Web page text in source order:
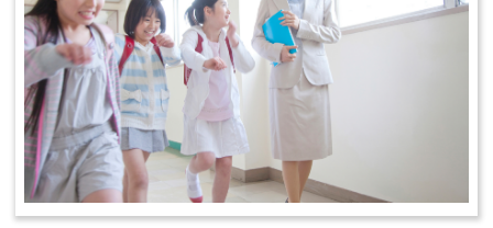
其在自主學習方面，學校設計了為
期三年的課程，旨在提升學生的學
習策略與專題探究能力，並將自主
學習的策略應用在學科上。此外，
學校也結合當地資源，發展如「文